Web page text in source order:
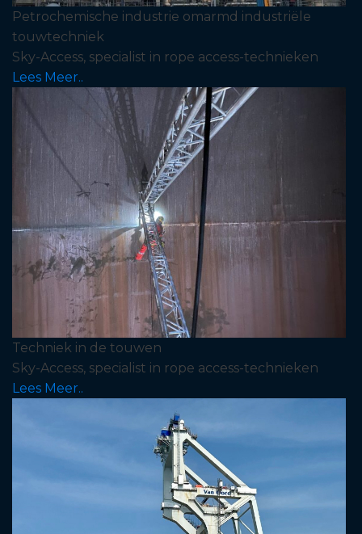
Petrochemische industrie omarmd industriële
touwtechniek
Sky-Access, specialist in rope access-technieken
Lees Meer..
Techniek in de touwen
Sky-Access, specialist in rope access-technieken
Lees Meer..